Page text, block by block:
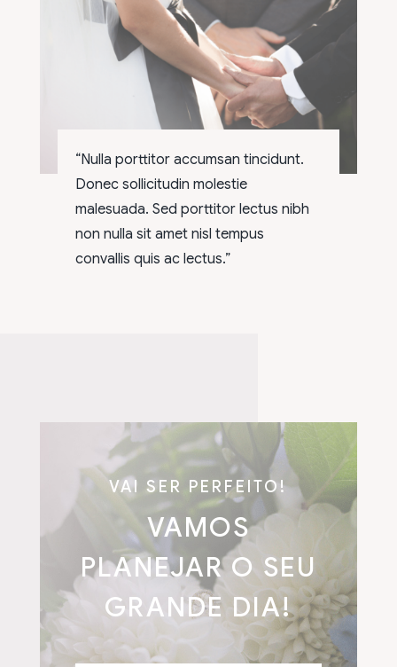
“Nulla porttitor accumsan tincidunt.
Donec sollicitudin molestie
malesuada. Sed porttitor lectus nibh
non nulla sit amet nisl tempus
convallis quis ac lectus.”
VAI SER PERFEITO!
VAMOS
PLANEJAR O SEU
GRANDE DIA!